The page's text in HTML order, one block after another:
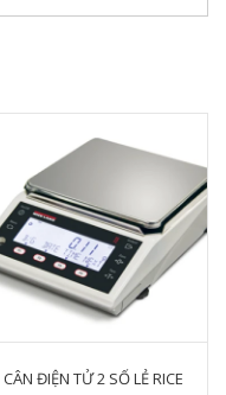
CÂN ĐIỆN TỬ 2 SỐ LẺ RICE